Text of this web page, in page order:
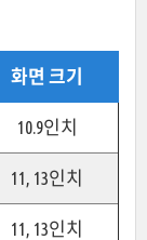
화면 크기
10.9인치
11, 13인치
11, 13인치